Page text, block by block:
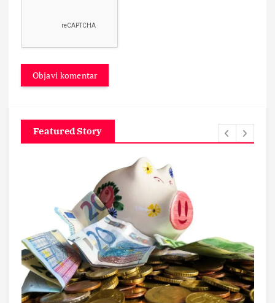
Featured Story